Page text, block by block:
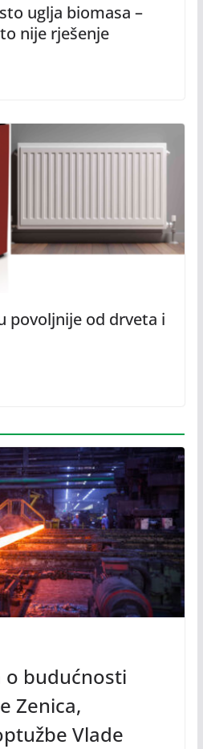
uglja biomasa –
nije rješenje
povoljnije od drveta i
o budućnosti
Zenica,
Vlade